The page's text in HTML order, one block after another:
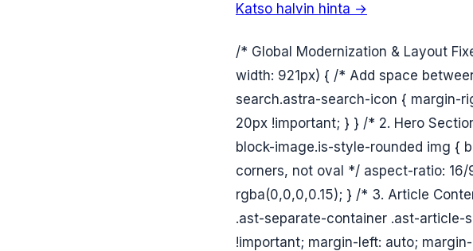
Katso halvin hinta →
/* Global Modernization & Layout
width: 921px) { /* Add space
search.astra-search-icon { margin-
20px !important; } } /* 2. Hero
block-image.is-style-rounded img {
corners, not oval */ aspect-ratio:
rgba(0,0,0,0.15); } /* 3. Article
.ast-separate-container .ast-article-
!important; margin-left: auto;